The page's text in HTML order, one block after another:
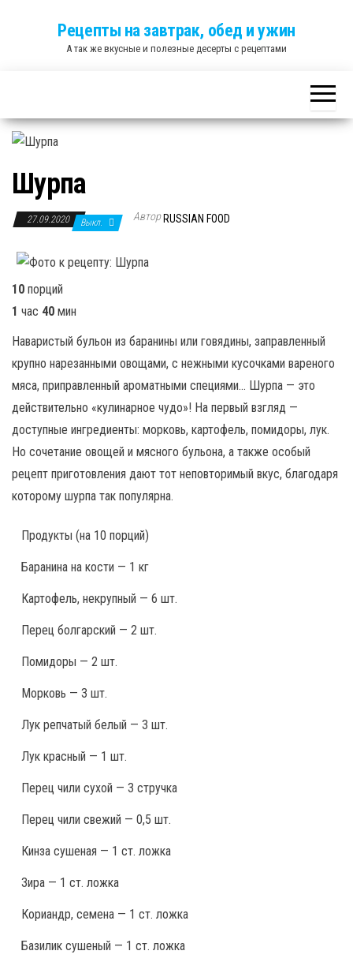
Рецепты на завтрак, обед и ужин
А так же вкусные и полезные десерты с рецептами
Шурпа
27.09.2020 Выкл. Автор RUSSIAN FOOD
10 порций
1 час 40 мин
Наваристый бульон из баранины или говядины, заправленный
крупно нарезанными овощами, с нежными кусочками вареного
мяса, приправленный ароматными специями… Шурпа — это
действительно «кулинарное чудо»! На первый взгляд —
доступные ингредиенты: морковь, картофель, помидоры, лук.
Но сочетание овощей и мясного бульона, а также особый
рецепт приготовления дают тот неповторимый вкус, благодаря
которому шурпа так популярна.
Продукты (на 10 порций)
Баранина на кости — 1 кг
Картофель, некрупный — 6 шт.
Перец болгарский — 2 шт.
Помидоры — 2 шт.
Морковь — 3 шт.
Лук репчатый белый — 3 шт.
Лук красный — 1 шт.
Перец чили сухой — 3 стручка
Перец чили свежий — 0,5 шт.
Кинза сушеная — 1 ст. ложка
Зира — 1 ст. ложка
Кориандр, семена — 1 ст. ложка
Базилик сушеный — 1 ст. ложка